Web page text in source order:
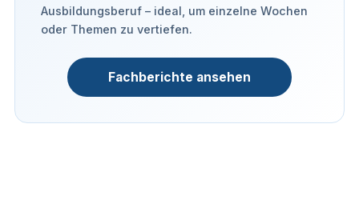
Ausbildungsberuf – ideal, um einzelne Wochen
oder Themen zu vertiefen.
Fachberichte ansehen